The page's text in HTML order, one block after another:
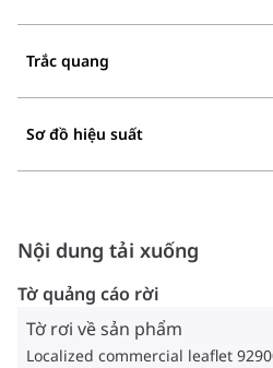
Trắc quang
Sơ đồ hiệu suất
Nội dung tải xuống
Tờ quảng cáo rời
Tờ rơi về sản phẩm
Localized commercial leaflet